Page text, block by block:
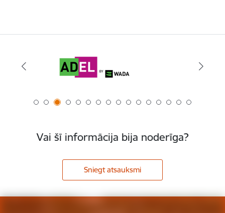
Vai šī informācija bija noderīga?
Sniegt atsauksmi